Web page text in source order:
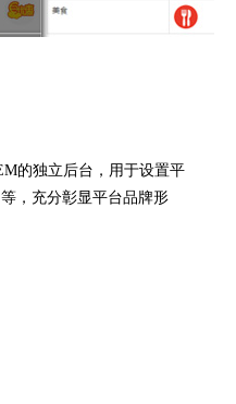
的独立后台，用于设置平
，充分彰显平台品牌形